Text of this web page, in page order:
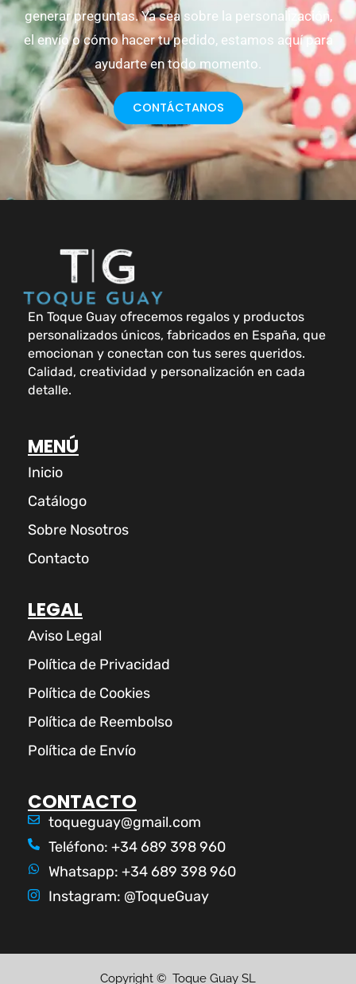
generar preguntas. Ya sea sobre la personalización,
el envío o cómo hacer tu pedido, estamos aquí para
ayudarte en todo momento.
CONTÁCTANOS
En Toque Guay ofrecemos regalos y productos
personalizados únicos, fabricados en España, que
emocionan y conectan con tus seres queridos.
Calidad, creatividad y personalización en cada
detalle.
MENÚ
Inicio
Catálogo
Sobre Nosotros
Contacto
LEGAL
Aviso Legal
Política de Privacidad
Política de Cookies
Política de Reembolso
Política de Envío
CONTACTO
toqueguay@gmail.com
Teléfono: +34 689 398 960
Whatsapp: +34 689 398 960
Instagram: @ToqueGuay
Copyright © Toque Guay SL